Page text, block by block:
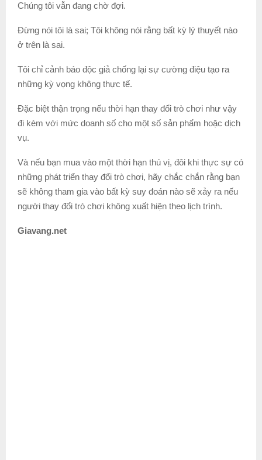
Chúng tôi vẫn đang chờ đợi.
Đừng nói tôi là sai; Tôi không nói rằng bất kỳ lý thuyết nào
ở trên là sai.
Tôi chỉ cảnh báo độc giả chống lại sự cường điệu tạo ra
những kỳ vọng không thực tế.
Đặc biệt thận trọng nếu thời hạn thay đổi trò chơi như vậy
đi kèm với mức doanh số cho một số sản phẩm hoặc dịch
vụ.
Và nếu bạn mua vào một thời hạn thú vị, đôi khi thực sự có
những phát triển thay đổi trò chơi, hãy chắc chắn rằng bạn
sẽ không tham gia vào bất kỳ suy đoán nào sẽ xảy ra nếu
người thay đổi trò chơi không xuất hiện theo lịch trình.
Giavang.net